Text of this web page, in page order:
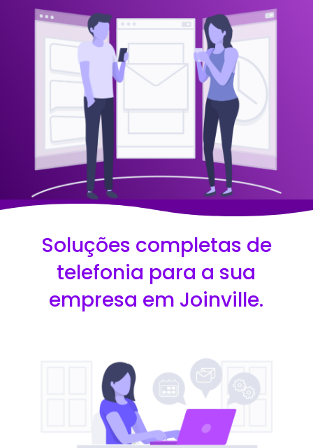
Soluções completas de
telefonia para a sua
empresa em Joinville.